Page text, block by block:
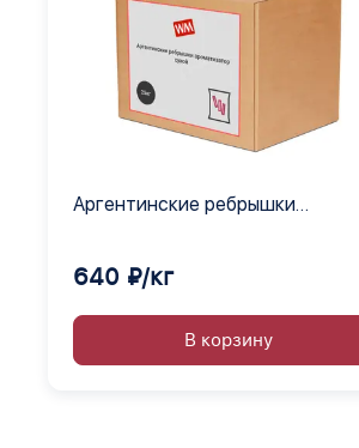
Аргентинские ребрышки
640 ₽/кг
В корзину